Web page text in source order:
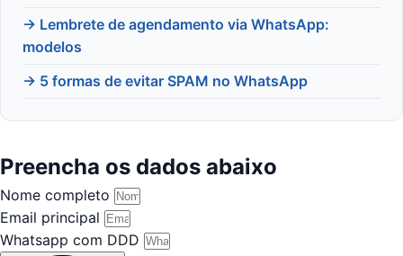
→ Lembrete de agendamento via WhatsApp:
modelos
→ 5 formas de evitar SPAM no WhatsApp
Preencha os dados abaixo
Nome completo
Email principal
Whatsapp com DDD